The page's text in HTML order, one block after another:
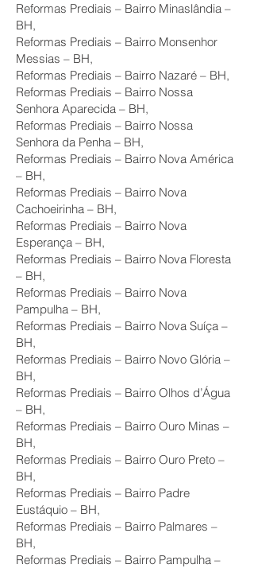
Reformas Prediais – Bairro Minaslândia –
BH,
Reformas Prediais – Bairro Monsenhor
Messias – BH,
Reformas Prediais – Bairro Nazaré – BH,
Reformas Prediais – Bairro Nossa
Senhora Aparecida – BH,
Reformas Prediais – Bairro Nossa
Senhora da Penha – BH,
Reformas Prediais – Bairro Nova América
– BH,
Reformas Prediais – Bairro Nova
Cachoeirinha – BH,
Reformas Prediais – Bairro Nova
Esperança – BH,
Reformas Prediais – Bairro Nova Floresta
– BH,
Reformas Prediais – Bairro Nova
Pampulha – BH,
Reformas Prediais – Bairro Nova Suíça –
BH,
Reformas Prediais – Bairro Novo Glória –
BH,
Reformas Prediais – Bairro Olhos d’Água
– BH,
Reformas Prediais – Bairro Ouro Minas –
BH,
Reformas Prediais – Bairro Ouro Preto –
BH,
Reformas Prediais – Bairro Padre
Eustáquio – BH,
Reformas Prediais – Bairro Palmares –
BH,
Reformas Prediais – Bairro Pampulha –